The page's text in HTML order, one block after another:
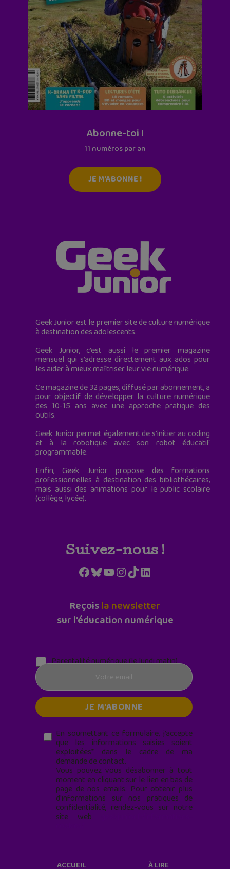
Abonne-toi !
11 numéros par an
JE M'ABONNE !
Geek Junior est le premier site de culture numérique
à destination des adolescents.
Geek Junior, c’est aussi le premier magazine
mensuel qui s’adresse directement aux ados pour
les aider à mieux maîtriser leur vie numérique.
Ce magazine de 32 pages, diffusé par abonnement, a
pour objectif de développer la culture numérique
des 10-15 ans avec une approche pratique des
outils.
Geek Junior permet également de s'initier au coding
et à la robotique avec son robot éducatif
programmable.
Enfin, Geek Junior propose des formations
professionnelles à destination des bibliothécaires,
mais aussi des animations pour le public scolaire
(collège, lycée).
Suivez-nous !
Facebook
Bluesky
YouTube
Instagram
TikTokLinkedIn
Reçoisla newsletter
sur l'éducation numérique
Parentalité numérique (le lundi matin)
En soumettant ce formulaire, j’accepte
que les informations saisies soient
exploitées* dans le cadre de ma
demande de contact.
Vous pouvez vous désabonner à tout
moment en cliquant sur le lien en bas de
page de nos emails. Pour obtenir plus
d'informations sur nos pratiques de
confidentialité, rendez-vous sur notre
site web
ACCUEIL À LIRE